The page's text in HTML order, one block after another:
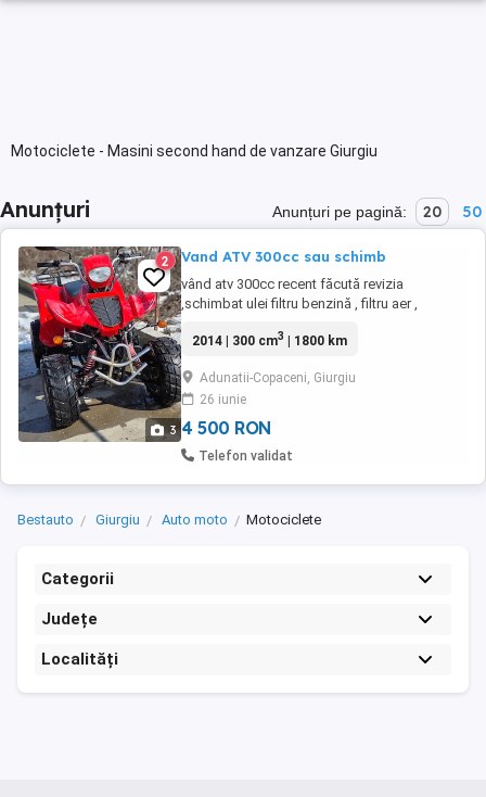
Motociclete - Masini second hand de vanzare Giurgiu
Anunțuri Anunțuri pe pagină: 20 50
3
2 Vand ATV 300cc sau schimb
vând atv 300cc recent făcută revizia
,schimbat ulei filtru benzină , filtru aer ,
vine însoțit cu remorca la alegere 1000 lei
animale în special oi capre
2014 | 300 cm3 | 1800 km
Adunatii-Copaceni, Giurgiu
26 iunie
4 500 RON
Telefon validat
Bestauto Giurgiu Auto moto Motociclete
Categorii
Județe
Localități